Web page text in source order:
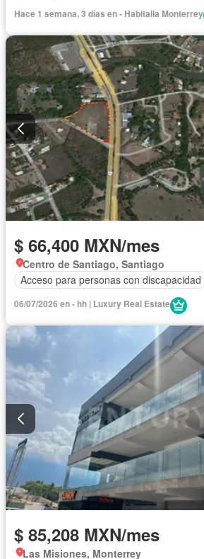
Hace 1 semana, 3 días en - Habitalia Monterrey
$ 66,400 MXN/mes
Centro de Santiago, Santiago
Acceso para personas con discapacidad
06/07/2026 en - hh | Luxury Real Estate
$ 85,208 MXN/mes
Las Misiones, Monterrey